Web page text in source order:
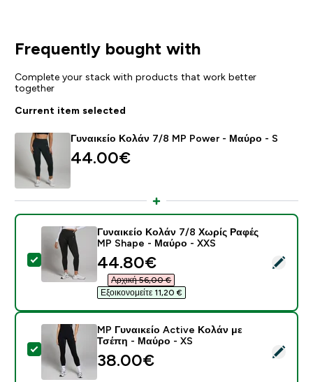
Frequently bought with
Complete your stack with products that work better
together
Current item selected
Γυναικείο Κολάν 7/8 MP Power - Μαύρο - S
44.00€‎
Select this product - Γυναικείο Κολάν 7/8 Χωρίς
Γυναικείο Κολάν 7/8 Χωρίς Ραφές
MP Shape - Μαύρο - XXS
discounted price
44.80€‎
Αρχική 56,00 €‎
Εξοικονομείτε 11,20 €‎
Select this product - MP Γυναικείο Active Κολάν με
MP Γυναικείο Active Κολάν με
Τσέπη - Μαύρο - XS
38.00€‎